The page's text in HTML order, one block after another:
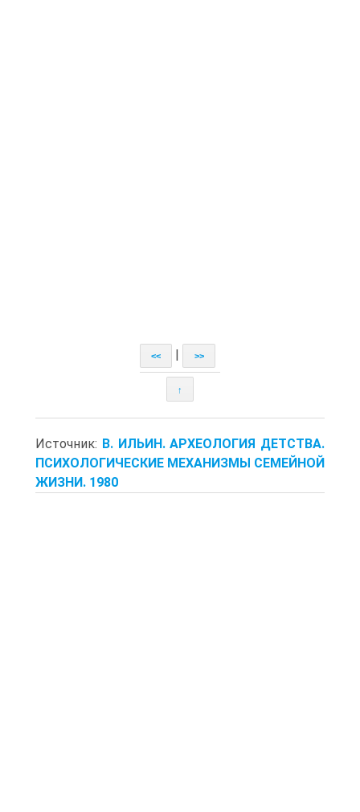
<< >>
↑
Источник: В. ИЛЬИН. АРХЕОЛОГИЯ ДЕТСТВА.
ПСИХОЛОГИЧЕСКИЕ МЕХАНИЗМЫ СЕМЕЙНОЙ
ЖИЗНИ. 1980